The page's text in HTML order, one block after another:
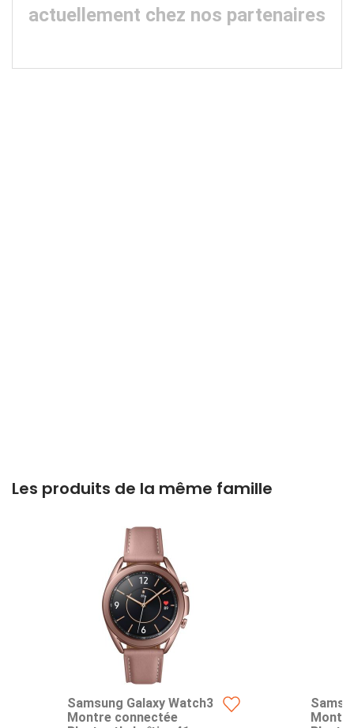
actuellement chez nos partenaires
Les produits de la même famille
Samsung Galaxy Watch3
Montre connectée